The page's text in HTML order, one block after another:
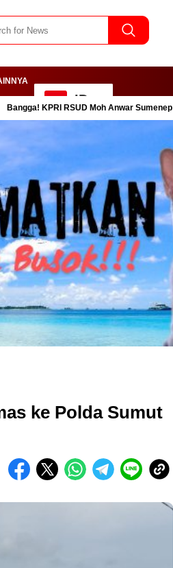
ID
RSUD Moh Anwar Sumenep
ke Polda Sumut